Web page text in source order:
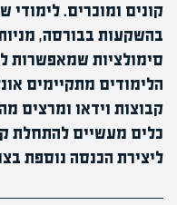
קונים ומוכרים. לימודי
בהשקעות בבורסה,
סימולציות שמאפשרות
הלימודים מתקיימים
קבוצות וידאו ומרצים
כלים מעשיים להתחלת
ליצירת הכנסה נוספת